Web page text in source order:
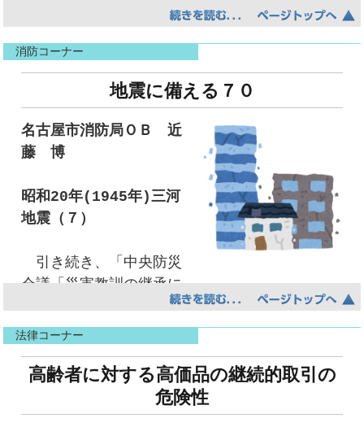
喚起をホームページの活用を含めてしっかり呼
びかけていきたいと思っています。
防災関係については、これまで以上に想定内
の幅を広げ、不測の事態に備える体制の充実、
一方、防災関係以外の上下水道局関連業務につ
いても充実を図っていく所存です。上下水道局
では現場職員の減少や営業所統廃合といった組
織再編を進められています。局としてもお客さ
まサービスが低下しないような方策を講じられ
ておられるようですが、これらに対し名水協と
しては名古屋上下水道総合サービスと連携して
上下水道局事業を補完できるよう積極的に事業
活動を展開していかなければと考えておりま
す。具体的には満期メーター取換業務や修繕セ
ンター体制の充実を図っていきます。とくに満
期メーター取換業務について受託化が進み、来
年度からタブレット端末を活用したシステム変
確保と汚水の適正な排除を目的として近代上下
水道の整備が進められました。
現在においても、水道水が蛇口から飲める国
は、15か国だけとも言われています。うがいや
手洗いをはじめとした感染症対策としての上下
水道の果たしている役割というのは、当たり前
すぎてなのか、あまり喧伝されてはいません
が、諸外国に比べ、我が国の新型コロナウイル
スの感染者数が比較的少ないのは、世界でもト
ップレベルの上下水道が大いに貢献しているこ
とは間違いないと思っており、上下水道事業や
上下水道に関わる事業者様の果たしている保健
衛生上の役割の重要性についてもアピールし、
えているところです。
新型コロナウイルス感染症が猛威を振るい始
めてから3年目となりましたが、未だに収束する
気配が見えず、今後の感染の状況もどうなるか
はわかりません。上下水道局では、感染防止対
はもちろん、大方、異動対象外と分かっていて
も、何故か＜ワクワク＞した気持ちと少しばか
りの＜不安＞な気持ちに駆られます。皆さんは
どうでしょう。そして、この気持ちは一体何故
訪れるのでしょうか。
記憶を遡り、学生時代を思い出してみると、
幼くは幼稚園の頃から、当然の如くクラス替え
をほぼ毎年繰り返しながら過ごしてきました。
時には仲の良い友達と同じクラスになり嬉しか
ったこと、友達とクラスが分かれてしまいショ
ンボリしたこと、不運にも厳しい先生が担任に
なり、悲しみに満ちたことなど、今でも鮮明に
覚えている年もあれば、一切覚えていない年も
あり様々です。幼少期より毎年のように少しず
つ環境を変えながら、環境の変化に対する耐性
を育んでいたのかと思います。
社会人となった今では、新しい職場に代わる
ことは、人間関係の変化とともに業務内容も当
然変更となり、新しい知識やスキルの習得が一
が2本になる。いやいや腕自体がなくなる。いや
いや最終形態は芋虫になる。進化により何もし
日本の人口減少により水道使用者の減少は間
違いなく起きるだろう。それに伴い水道料金の
上昇が起きるだろう。それでもインフラは整備
しなければ使用不可能になる。最近は水道管の
管理をＩＴなどを使い、古い水道管をパソコン
に打ち込み、経年劣化状態を考え、どこから手
を付けていくかをＩＴが管理してくれるらし
い。インフラの整備は未来に向かって確実に行
われる。まずは電気自動車の為の充電システム
が広がっていくだろう。現代社会の時代の流れ
はとてつもなく早く流れている。以前は折り畳
み携帯電話をほぼ全員が使用していたが、10年
ほぼ全員の国民が持ち歩く時代だ。たった10年
で恐ろしいほどの進み具合になっている。10年
後の未来で販売している車の大半は、ほぼ全
消防コーナー
地震に備える７０
名古屋市消防局ＯＢ 近
藤 博
昭和20年(1945年)三河
地震（７）
引き続き、「中央防災
会議「災害教訓の継承に
関する専門調査会」報告書1944
東南海地震・1945三河地震 平成19年3月」の
す。
○ 三河地震（その７）
法律コーナー
高齢者に対する高価品の継続的取引の
危険性